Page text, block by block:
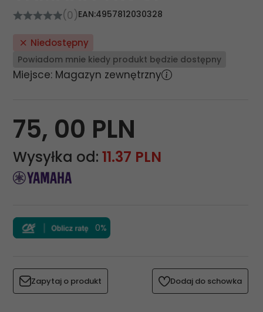
(0)EAN:4957812030328
Niedostępny
Powiadom mnie kiedy produkt będzie dostępny
Miejsce: Magazyn zewnętrzny
75, 00 PLN
Wysyłka od: 11.37 PLN
0%
Zapytaj o produkt Dodaj do schowka